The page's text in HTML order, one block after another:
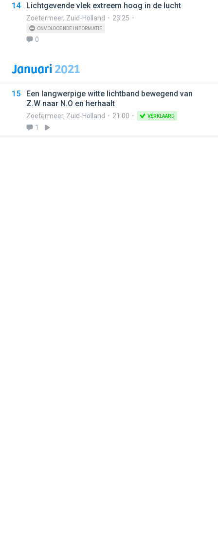
14 Lichtgevende vlek extreem hoog in de lucht
Zoetermeer, Zuid-Holland 23:25
ONVOLDOENDE INFORMATIE
0
Januari2021
15
Een langwerpige witte lichtband bewegend van
Z.W naar N.O en herhaalt
Zoetermeer, Zuid-Holland 21:00 VERKLAARD
1